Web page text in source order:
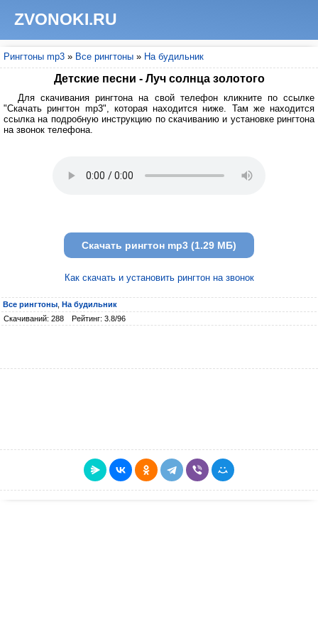
ZVONOKI.RU
Рингтоны mp3 » Все рингтоны » На будильник
Детские песни - Луч солнца золотого
Для скачивания рингтона на свой телефон кликните по ссылке
"Скачать рингтон mp3", которая находится ниже. Там же находится
ссылка на подробную инструкцию по скачиванию и установке рингтона
на звонок телефона.
Скачать рингтон mp3 (1.29 МБ)
Как скачать и установить рингтон на звонок
Все рингтоны На будильник
Скачиваний: 288
Рейтинг: 3.8/96